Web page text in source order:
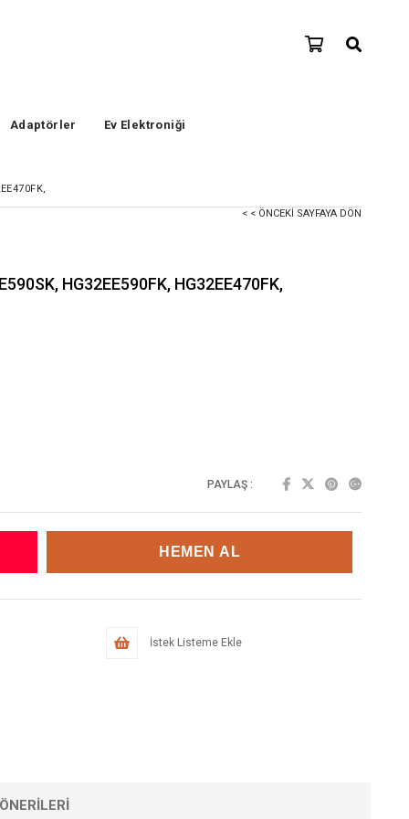
Adaptörler Ev Elektroniği
< < ÖNCEKI SAYFAYA DÖN
HG32EE590FK, HG32EE470FK,
PAYLAŞ :
İstek Listeme Ekle